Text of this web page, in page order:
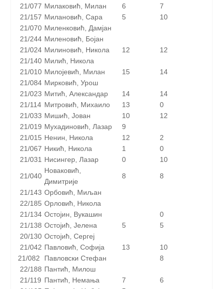
21/077 Милаковић, Милан 6
7
21/157 Милановић, Сара 5
10
21/070 Миленковић, Дамјан
21/244 Миленовић, Бојан
21/024 Милиновић, Никола 12
12
21/140 Милић, Никола
21/010 Милојевић, Милан 15
14
21/084 Мирковић, Урош
21/023 Митић, Александар 14
14
21/114 Митровић, Михаило 13
0
21/033 Мишић, Јован 10
12
21/019 Мухадиновић, Лазар
9
21/015 Ненин, Никола 12
2
21/067 Никић, Никола 1
0
21/031 Нисингер, Лазар 0 10
21/040
Новаковић,
Димитрије
8 8
21/143 Орбовић, Миљан
22/185 Орловић, Никола
21/134 Остојин, Вукашин
0
21/138 Остојић, Јелена 5
5
20/130 Остојић, Сергеј
21/042 Павловић, Софија 13
10
21/082
Павловски Стефан
8
22/188 Пантић, Милош
21/119 Пантић, Немања 7
6